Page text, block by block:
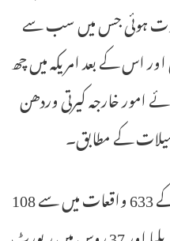
کی موت ہوئی جس میں سب سے
اور اس کے بعد امریکہ میں چھ
امور خارجہ کیرتی وردھن
کے مطابق۔
اعداد و شمار کے مطابق اموات کے 633 واقعات میں سے 108